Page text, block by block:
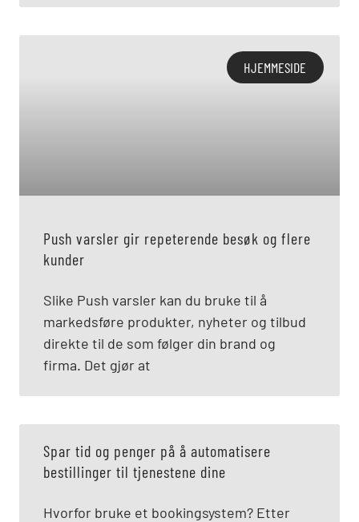
HJEMMESIDE
Push varsler gir repeterende besøk og flere
kunder
Slike Push varsler kan du bruke til å
markedsføre produkter, nyheter og tilbud
direkte til de som følger din brand og
firma. Det gjør at
Spar tid og penger på å automatisere
bestillinger til tjenestene dine
Hvorfor bruke et bookingsystem? Etter